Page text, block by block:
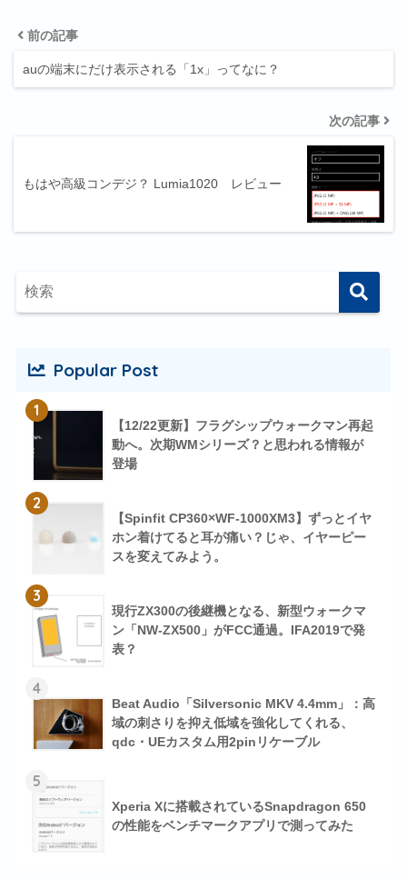
前の記事
auの端末にだけ表示される「1x」ってなに？
次の記事
もはや高級コンデジ？ Lumia1020 レビュー
Popular Post
1
【12/22更新】フラグシップウォークマン再起
動へ。次期WMシリーズ？と思われる情報が
登場
2
【Spinfit CP360×WF-1000XM3】ずっとイヤ
ホン着けてると耳が痛い？じゃ、イヤーピー
スを変えてみよう。
3
現行ZX300の後継機となる、新型ウォークマ
ン「NW-ZX500」がFCC通過。IFA2019で発
表？
4
Beat Audio「Silversonic MKV 4.4mm」：高
域の刺さりを抑え低域を強化してくれる、
qdc・UEカスタム用2pinリケーブル
5
Xperia Xに搭載されているSnapdragon 650
の性能をベンチマークアプリで測ってみた